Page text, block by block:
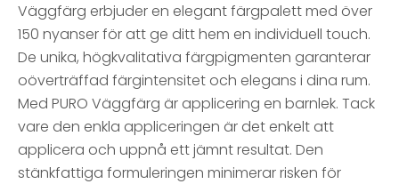
Väggfärg erbjuder en elegant färgpalett med över
150 nyanser för att ge ditt hem en individuell touch.
De unika, högkvalitativa färgpigmenten garanterar
oöverträffad färgintensitet och elegans i dina rum.
Med PURO Väggfärg är applicering en barnlek. Tack
vare den enkla appliceringen är det enkelt att
applicera och uppnå ett jämnt resultat. Den
stänkfattiga formuleringen minimerar risken för